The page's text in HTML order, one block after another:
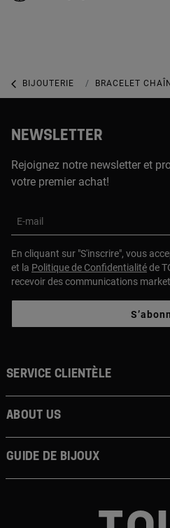
BIJOUTERIE BIJOUX EN
BRACELET
NEWSLETTER
Rejoignez notre newsletter et
votre premier achat!
E-mail
En cliquant sur "S'inscrire", vous
et la Politique de Confidentialitéde
recevoir des communications
Service clientèle
About us
Guide de bijoux